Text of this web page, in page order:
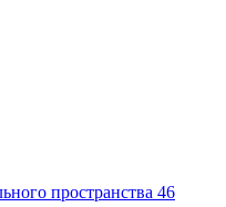
пространства 46